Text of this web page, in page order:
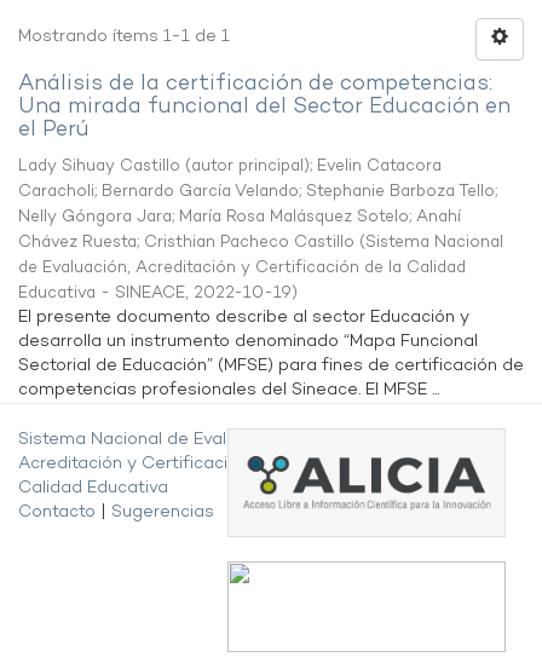
Mostrando ítems 1-1 de 1
Análisis de la certificación de competencias:
Una mirada funcional del Sector Educación en
el Perú
Lady Sihuay Castillo (autor principal); Evelin Catacora
Caracholi; Bernardo García Velando; Stephanie Barboza Tello;
Nelly Góngora Jara; María Rosa Malásquez Sotelo; Anahí
Chávez Ruesta; Cristhian Pacheco Castillo (Sistema Nacional
de Evaluación, Acreditación y Certificación de la Calidad
Educativa - SINEACE, 2022-10-19)
El presente documento describe al sector Educación y
desarrolla un instrumento denominado “Mapa Funcional
Sectorial de Educación” (MFSE) para fines de certificación de
competencias profesionales del Sineace. El MFSE ...
Sistema Nacional de Evaluación,
Acreditación y Certificación de la
Calidad Educativa
Contacto
Sugerencias